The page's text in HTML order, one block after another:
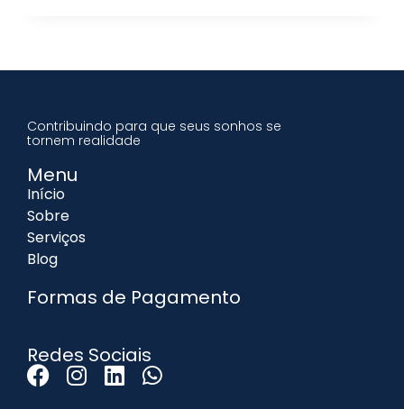
Contribuindo para que seus sonhos se
tornem realidade
Menu
Início
Sobre
Serviços
Blog
Formas de Pagamento
Redes Sociais